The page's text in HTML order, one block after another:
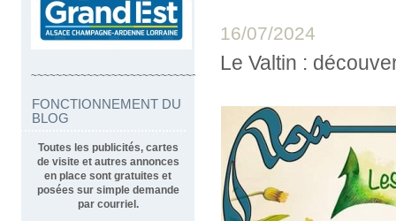
~~~~~~~~~~~~~~~~~~~~~~~~~~~~~~~~~~
FONCTIONNEMENT DU
BLOG
Toutes les publicités, cartes
de visite et autres annonces
en place sont gratuites et
posées sur simple demande
par courriel.
16/07/2024
Le Valtin :